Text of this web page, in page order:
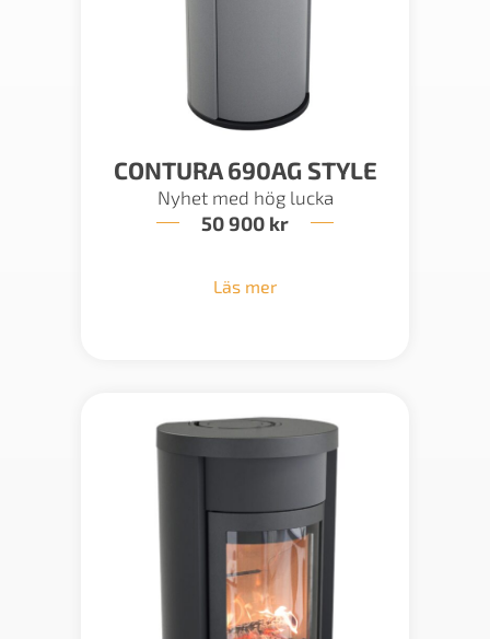
CONTURA 690AG STYLE
Nyhet med hög lucka
50 900 kr
Läs mer